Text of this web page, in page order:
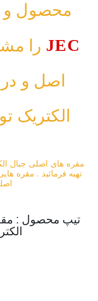
محصول و
JEC را
اصل و در
الکتریک
مقره های اصلی جبال
تهیه فرمائید . مقره
تیپ محصول :